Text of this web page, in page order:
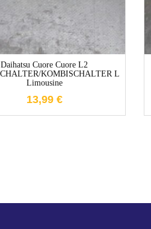
Daihatsu Cuore Cuore L2
KOMBISCHALTER L
Limousine
13,99 €